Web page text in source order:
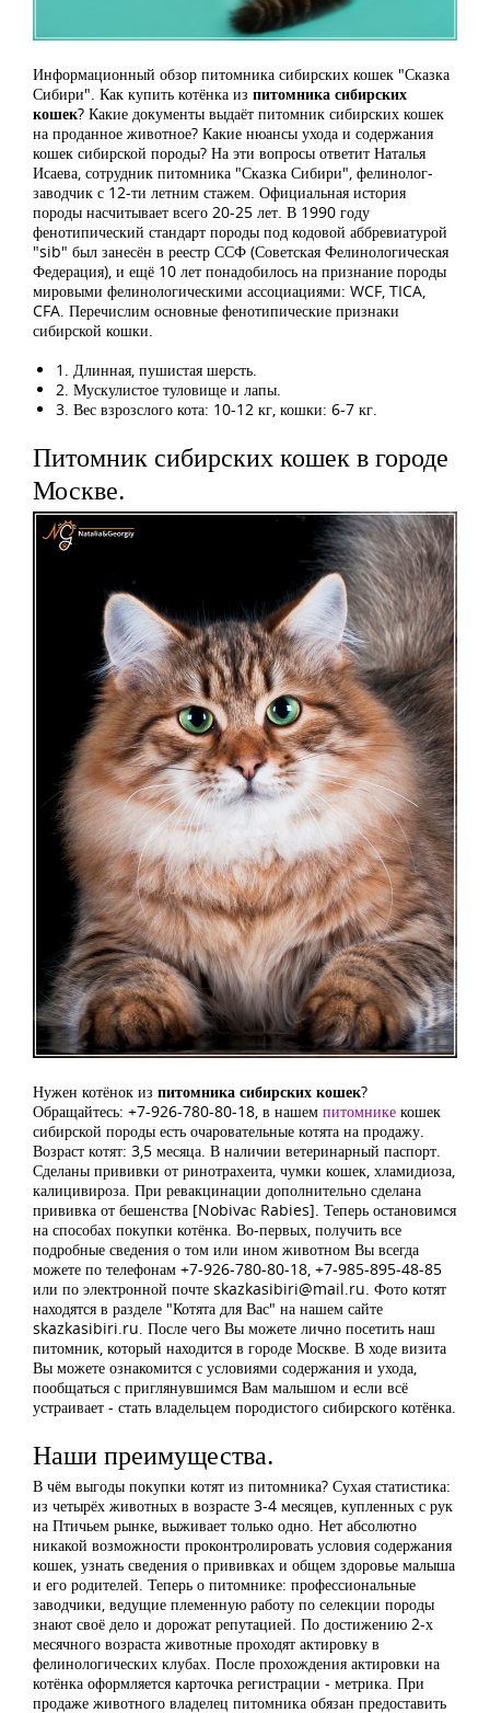
Информационный обзор питомника сибирских кошек "Сказка
Сибири". Как купить котёнка из питомника сибирских
кошек? Какие документы выдаёт питомник сибирских кошек
на проданное животное? Какие нюансы ухода и содержания
кошек сибирской породы? На эти вопросы ответит Наталья
Исаева, сотрудник питомника "Сказка Сибири", фелинолог-
заводчик с 12-ти летним стажем. Официальная история
породы насчитывает всего 20-25 лет. В 1990 году
фенотипический стандарт породы под кодовой аббревиатурой
"sib" был занесён в реестр ССФ (Советская Фелинологическая
Федерация), и ещё 10 лет понадобилось на признание породы
мировыми фелинологическими ассоциациями: WCF, TICA,
CFA. Перечислим основные фенотипические признаки
сибирской кошки.
1. Длинная, пушистая шерсть.
2. Мускулистое туловище и лапы.
3. Вес взрозслого кота: 10-12 кг, кошки: 6-7 кг.
Питомник сибирских кошек в городе
Москве.
Нужен котёнок из питомника сибирских кошек?
Обращайтесь: +7-926-780-80-18, в нашем питомнике кошек
сибирской породы есть очаровательные котята на продажу.
Возраст котят: 3,5 месяца. В наличии ветеринарный паспорт.
Сделаны прививки от ринотрахеита, чумки кошек, хламидиоза,
калицивироза. При ревакцинации дополнительно сделана
прививка от бешенства [Nobivaс Rabies]. Теперь остановимся
на способах покупки котёнка. Во-первых, получить все
подробные сведения о том или ином животном Вы всегда
можете по телефонам +7-926-780-80-18, +7-985-895-48-85
или по электронной почте skazkasibiri@mail.ru . Фото котят
находятся в разделе "Котята для Вас" на нашем сайте
skazkasibiri.ru. После чего Вы можете лично посетить наш
питомник, который находится в городе Москве. В ходе визита
Вы можете ознакомится с условиями содержания и ухода,
пообщаться с приглянувшимся Вам малышом и если всё
устраивает - стать владельцем породистого сибирского котёнка.
Наши преимущества.
В чём выгоды покупки котят из питомника? Сухая статистика:
из четырёх животных в возрасте 3-4 месяцев, купленных с рук
на Птичьем рынке, выживает только одно. Нет абсолютно
никакой возможности проконтролировать условия содержания
кошек, узнать сведения о прививках и общем здоровье малыша
и его родителей. Теперь о питомнике: профессиональные
заводчики, ведущие племенную работу по селекции породы
знают своё дело и дорожат репутацией. По достижению 2-х
месячного возраста животные проходят актировку в
фелинологических клубах. После прохождения актировки на
котёнка оформляется карточка регистрации - метрика. При
продаже животного владелец питомника обязан предоставить